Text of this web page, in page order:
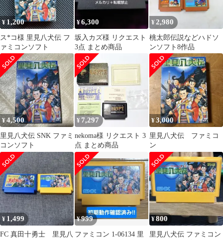
¥1,200
ス*コ様 里見八犬伝 フ
ァミコンソフト
¥6,300
坂入カズ様 リクエスト
3点 まとめ商品
¥2,980
桃太郎伝説などハドソ
ンソフト8作品
¥4,500
里見八犬伝 SNK ファミ
コンソフト
¥ 7,297
nekoma様 リクエスト 3
点 まとめ商品
¥3,000
里見八犬伝 ファミコ
ン
¥ 1,499
FC 真田十勇士 里見八
¥999
ファミコン 1-06134 里
¥800
里見八犬伝 ファミコン